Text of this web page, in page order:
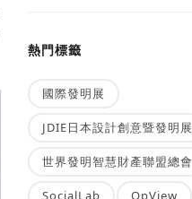
熱門標籤
國際發明展
JDIE日本設計創意暨發明展
世界發明智慧財產聯盟總會
SocialLab OpView